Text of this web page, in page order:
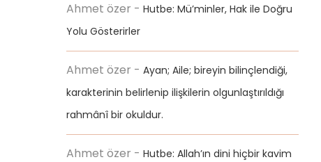
Ahmet özer -Hutbe: Mü’minler, Hak ile Doğru
Yolu Gösterirler
Ahmet özer -Ayan; Aile; bireyin bilinçlendiği,
karakterinin belirlenip ilişkilerin olgunlaştırıldığı
rahmânî bir okuldur.
Ahmet özer -Hutbe: Allah’ın dini hiçbir kavim